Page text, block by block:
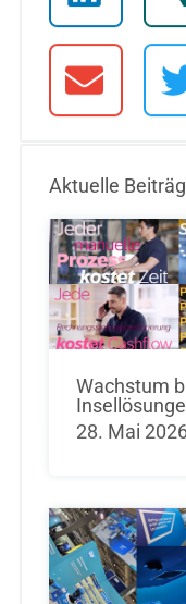
Aktuelle
Wachstum
28. Mai